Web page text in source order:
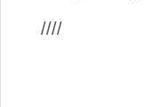
////